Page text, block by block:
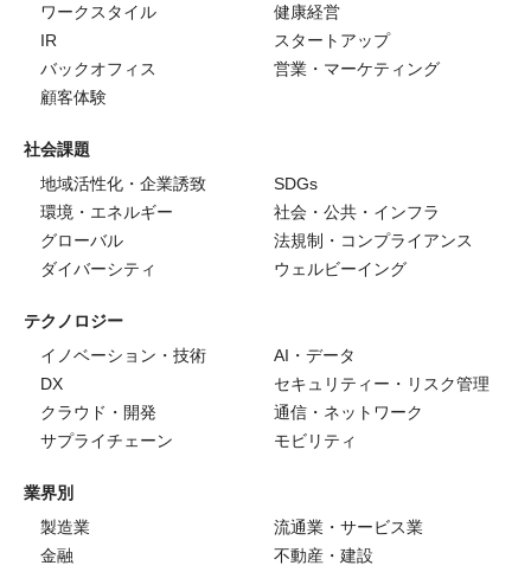
ワークスタイル
健康経営
IR
スタートアップ
バックオフィス
営業・マーケティング
顧客体験
社会課題
地域活性化・企業誘致
SDGs
環境・エネルギー
社会・公共・インフラ
グローバル
法規制・コンプライアンス
ダイバーシティ
ウェルビーイング
テクノロジー
イノベーション・技術
AI・データ
DX
セキュリティー・リスク管理
クラウド・開発
通信・ネットワーク
サプライチェーン
モビリティ
業界別
製造業
流通業・サービス業
金融
不動産・建設